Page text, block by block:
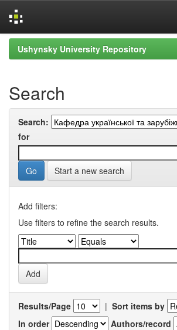
Skip
navigation
Ushynsky University Repository
Search
Search:
for
Start a new search
Add filters:
Use filters to refine the search results.
Results/Page | Sort items by
In order
Authors/record